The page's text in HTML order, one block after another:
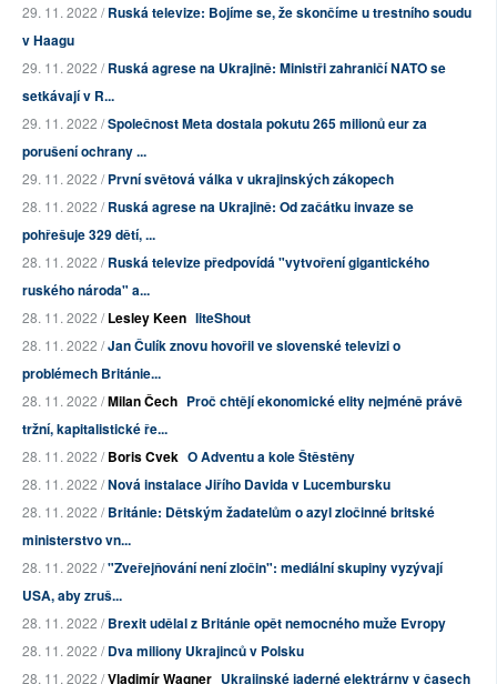
29. 11. 2022 /Ruská televize: Bojíme se, že skončíme u trestního soudu
v Haagu
29. 11. 2022 /Ruská agrese na Ukrajině: Ministři zahraničí NATO se
setkávají v R...
29. 11. 2022 /Společnost Meta dostala pokutu 265 milionů eur za
porušení ochrany ...
29. 11. 2022 /První světová válka v ukrajinských zákopech
28. 11. 2022 /Ruská agrese na Ukrajině: Od začátku invaze se
pohřešuje 329 dětí, ...
28. 11. 2022 /Ruská televize předpovídá "vytvoření gigantického
ruského národa" a...
28. 11. 2022 /Lesley Keen liteShout
28. 11. 2022 /Jan Čulík znovu hovořil ve slovenské televizi o
problémech Británie...
28. 11. 2022 /Milan Čech Proč chtějí ekonomické elity nejméně právě
tržní, kapitalistické ře...
28. 11. 2022 /Boris Cvek O Adventu a kole Štěstěny
28. 11. 2022 /Nová instalace Jiřího Davida v Lucembursku
28. 11. 2022 /Británie: Dětským žadatelům o azyl zločinné britské
ministerstvo vn...
28. 11. 2022 /"Zveřejňování není zločin": mediální skupiny vyzývají
USA, aby zruš...
28. 11. 2022 /Brexit udělal z Británie opět nemocného muže Evropy
28. 11. 2022 /Dva miliony Ukrajinců v Polsku
28. 11. 2022 /Vladimír Wagner Ukrajinské jaderné elektrárny v časech